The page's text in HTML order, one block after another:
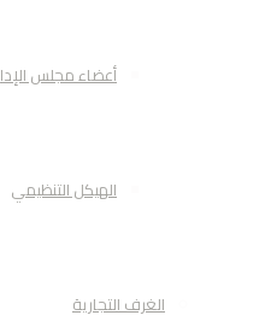
أعضاء مجلس الإدارة
الهيكل التنظيمي
الغرف التجارية